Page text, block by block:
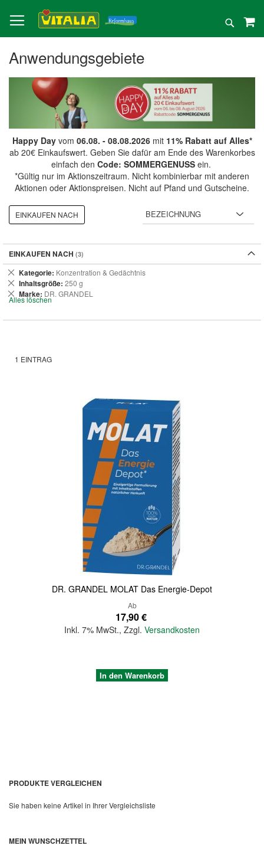
zum
Inhalt
Suche
Anwendungsgebiete
Happy Dayvom 06.08. - 08.08.2026mit 11% Rabatt auf Alles*
ab 20€ Einkaufswert. Geben Sie dafür am Ende des Warenkorbes
einfach den Code: SOMMERGENUSSein.
*Gültig nur im Aktionszeitraum. Nicht kombinierbar mit anderen
Aktionen oder Aktionspreisen. Nicht auf Pfand und Gutscheine.
1 EINTRAG
DR. GRANDEL MOLAT Das Energie-Depot
Ab
17,90 €
Inkl. 7% MwSt., Zzgl. Versandkosten
Quickview
In den Warenkorb
EINKAUFEN NACH
EINKAUFEN NACH
Kategorie Konzentration & Gedächtnis
Dies
entfernen
Inhaltsgröße 250 g
Dies
entfernen
Marke DR. GRANDEL
Dies
entfernen
Alles löschen
PRODUKTE VERGLEICHEN
Sie haben keine Artikel in Ihrer Vergleichsliste
MEIN WUNSCHZETTEL